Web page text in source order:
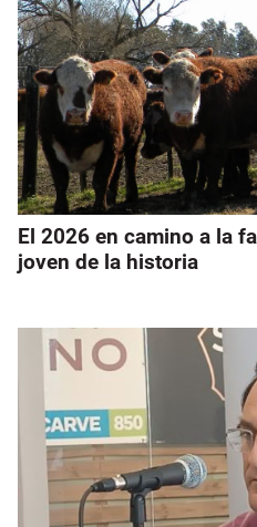
El 2026 en camino a la
joven de la historia